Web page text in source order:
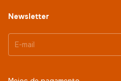
Newsletter